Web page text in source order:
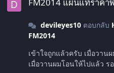
devileyes10ตอบกลับ
FM2014
เข้าใจถูกแล้วครับ เมื่อวาน
เมื่อวานผมโอนให้ไปแล้ว ร